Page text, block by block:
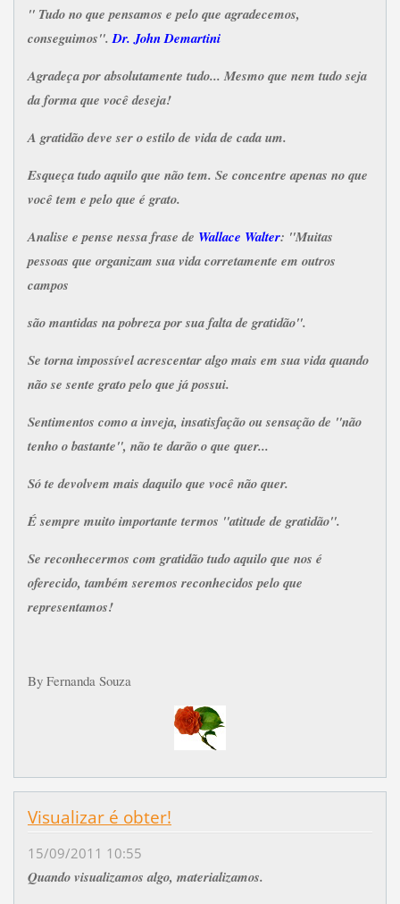
" Tudo no que pensamos e pelo que agradecemos,
conseguimos".Dr. John Demartini
Agradeça por absolutamente tudo...Mesmo que nem tudo seja
da forma que você deseja!
A gratidão deve ser o estilo de vida de cada um.
Esqueça tudo aquilo que não tem. Se concentre apenas no que
você tem e pelo que é grato.
Analise e pense nessa frase de Wallace Walter: "Muitas
pessoas que organizam sua vida corretamente em outros
campos
são mantidas na pobreza por sua falta de gratidão".
Se torna impossível acrescentar algo mais em sua vida quando
não se sente grato pelo que já possui.
Sentimentos como a inveja, insatisfação ou sensação de "não
tenho o bastante", não te darão o que quer...
Só te devolvem mais daquilo que você não quer.
É sempre muito importante termos "atitude de gratidão".
Se reconhecermos com gratidão tudo aquilo que nos é
oferecido, também seremos reconhecidos pelo que
representamos!
By Fernanda Souza
Visualizar é obter!
15/09/2011 10:55
Quando visualizamos algo, materializamos.